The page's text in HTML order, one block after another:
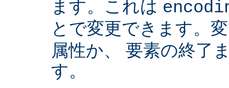
ます。これは
とで変更できます。
属性か、 要素の終了
す。